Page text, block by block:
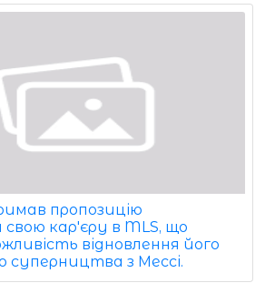
пропозицію
кар'єру в MLS, що
відновлення його
суперництва з Мессі.